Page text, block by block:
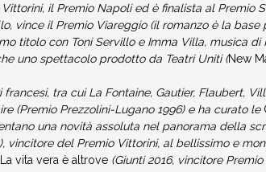
il Premio Napoli ed è finalista al Premio
vince il Premio Viareggio (il romanzo è la
titolo con Toni Servillo e Imma Villa, musica
uno spettacolo prodotto da Teatri Uniti (New
tra cui La Fontaine, Gautier, Flaubert,
(Premio Prezzolini-Lugano 1996) e ha curato le
una novità assoluta nel panorama della
vincitore del Premio Vittorini, al bellissimo e
vita vera è altrove (Giunti 2016, vincitore